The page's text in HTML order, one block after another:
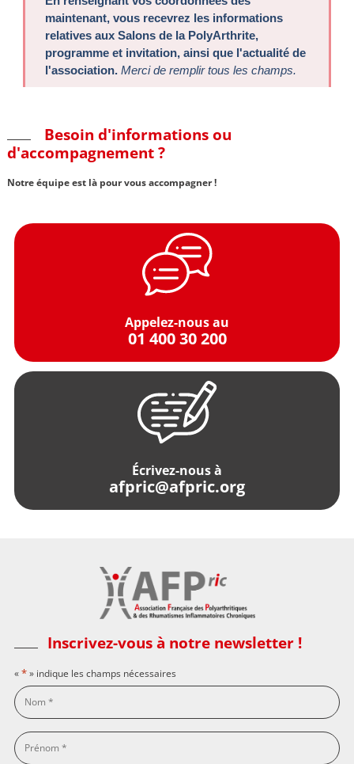
Besoin d'informations ou
d'accompagnement ?
Notre équipe est là pour vous accompagner !
Appelez-nous au
01 400 30 200
Écrivez-nous à
afpric@afpric.org
Inscrivez-vous à notre newsletter !
«*» indique les champs nécessaires